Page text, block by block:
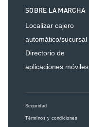
SOBRE LA MARCHA
Localizar cajero
automático/sucursal
Directorio de
aplicaciones móviles
Seguridad
Términos y condiciones